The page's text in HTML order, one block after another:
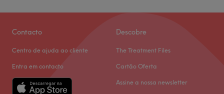
Contacto
Centro de ajuda ao cliente
Entra em contacto
Descobre
The Treatment Files
Cartão Oferta
Assine a nossa newsletter